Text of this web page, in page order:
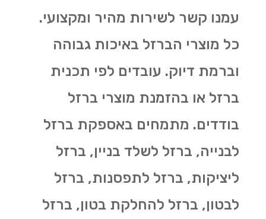
עמנו קשר לשירות מהיר ומקצועי.
כל מוצרי הברזל באיכות גבוהה
וברמת דיוק. עובדים לפי תכנית
ברזל או בהזמנת מוצרי ברזל
בודדים. מתמחים באספקת ברזל
לבנייה, ברזל לשלד בניין, ברזל
ליציקות, ברזל לתפסנות, ברזל
לבטון, ברזל להחלקת בטון, ברזל